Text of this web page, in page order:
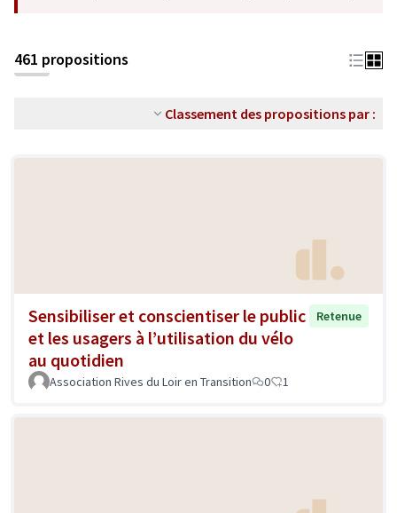
461 propositions
Classement des propositions par :
Sensibiliser et conscientiser le public
et les usagers à l’utilisation du vélo
au quotidien
Retenue
Association Rives du Loir en Transition 0 1